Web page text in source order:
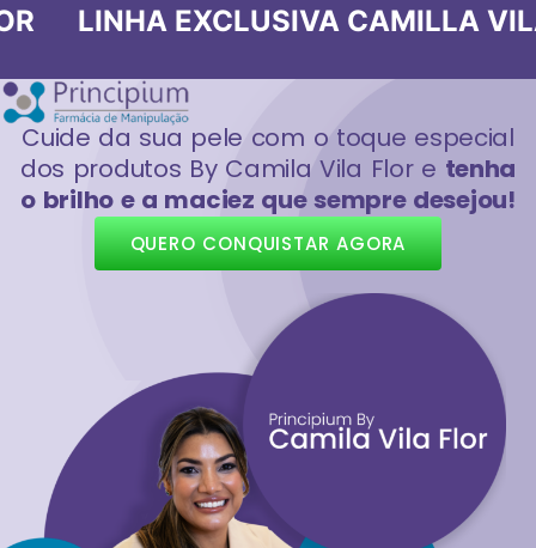
CAMILLA VILA FLOR
Cuide da sua pele com o toque especial
dos produtos By Camila Vila Flor e tenha
o brilho e a maciez que sempre desejou!
QUERO CONQUISTAR AGORA